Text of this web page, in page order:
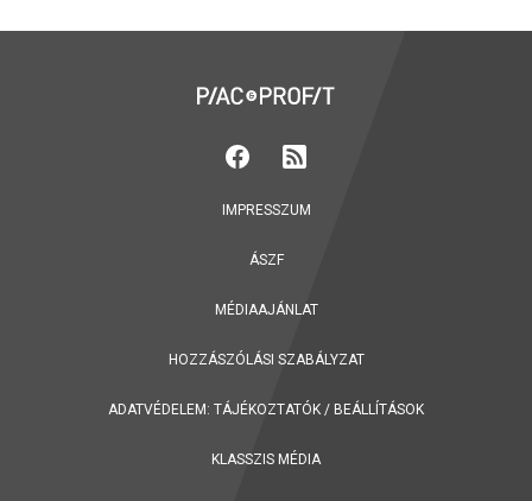
IMPRESSZUM
ÁSZF
MÉDIAAJÁNLAT
HOZZÁSZÓLÁSI SZABÁLYZAT
ADATVÉDELEM: TÁJÉKOZTATÓK / BEÁLLÍTÁSOK
KLASSZIS MÉDIA